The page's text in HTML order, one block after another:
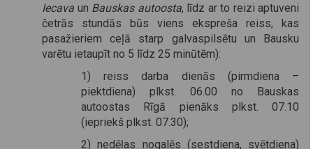
Iecava un Bauskas autoosta, līdz ar to reizi aptuveni
četrās stundās būs viens ekspreša reiss, kas
pasažieriem ceļā starp galvaspilsētu un Bausku
varētu ietaupīt no 5 līdz 25 minūtēm):
1) reiss darba dienās (pirmdiena –
piektdiena) plkst. 06.00 no Bauskas
autoostas Rīgā pienāks plkst. 07.10
(iepriekš plkst. 07.30);
2) nedēļas nogalēs (sestdiena, svētdiena)